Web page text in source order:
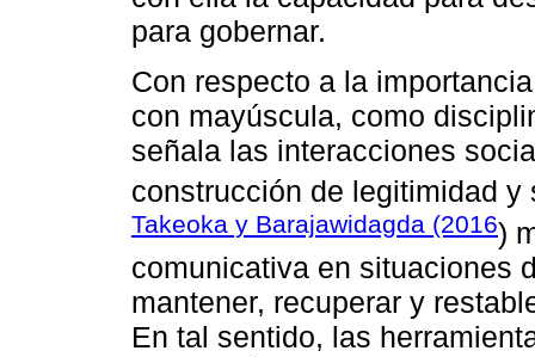
para gobernar.
Con respecto a la
con mayúscula, como
señala las interacciones
construcción de legitimidad
Takeoka y Barajawidagda (2016)
comunicativa en situaciones
mantener, recuperar y
En tal sentido, las